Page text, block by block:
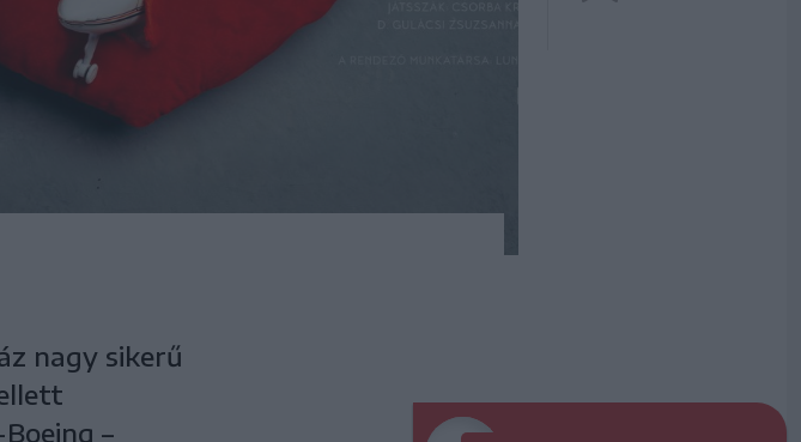
nagy sikerű
–